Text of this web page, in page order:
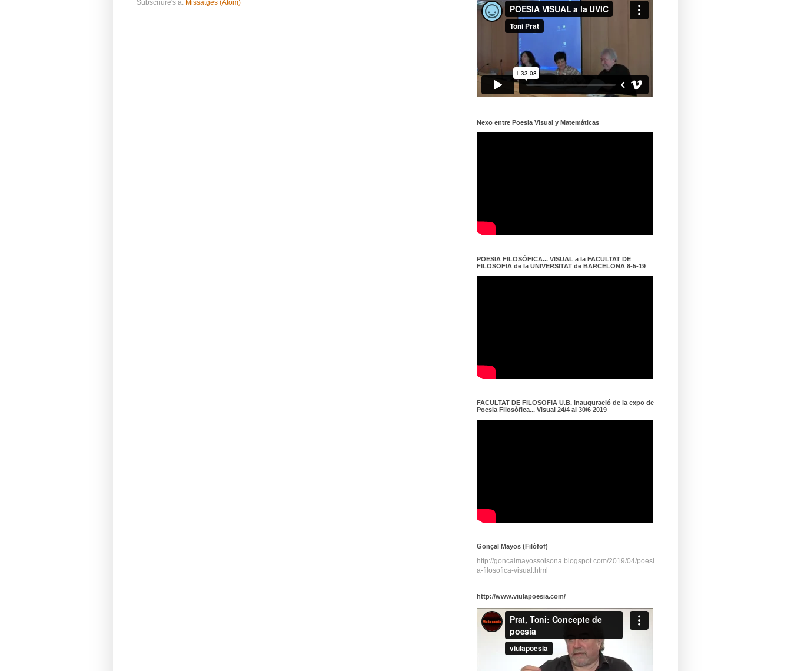
Subscriure's a: Missatges (Atom)
Nexo entre Poesia Visual y Matemáticas
POESIA FILOSÒFICA... VISUAL a la FACULTAT DE
FILOSOFIA de la UNIVERSITAT de BARCELONA 8-5-19
FACULTAT DE FILOSOFIA U.B. inauguració de la expo de
Poesia Filosòfica... Visual 24/4 al 30/6 2019
Gonçal Mayos (Filòfof)
http://goncalmayossolsona.blogspot.com/2019/04/poesi
a-filosofica-visual.html
http://www.viulapoesia.com/